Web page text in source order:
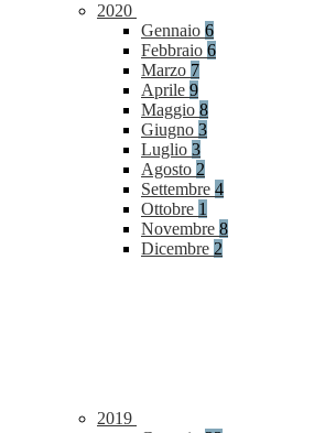
2020
Gennaio 6
Febbraio 6
Marzo 7
Aprile 9
Maggio 8
Giugno 3
Luglio 3
Agosto 2
Settembre 4
Ottobre 1
Novembre 8
Dicembre 2
2019